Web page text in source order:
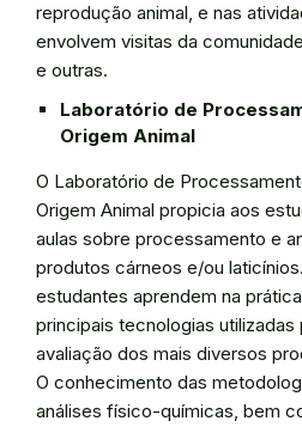
reprodução animal, e nas
envolvem visitas da
e outras.
Laboratório de
Origem Animal
O Laboratório de
Origem Animal propicia aos
aulas sobre processamento e
produtos cárneos e/ou
estudantes aprendem na
principais tecnologias utilizadas
avaliação dos mais diversos
O conhecimento das
análises físico-químicas, bem